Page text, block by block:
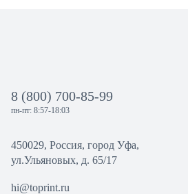
8 (800) 700-85-99
пн-пт: 8:57-18:03
450029, Россия, город Уфа,
ул.Ульяновых, д. 65/17
hi@toprint.ru